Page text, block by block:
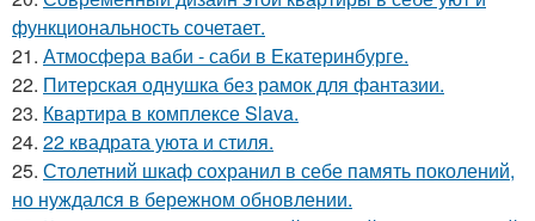
функциональность сочетает.
21. Атмосфера ваби - саби в Екатеринбурге.
22. Питерская однушка без рамок для фантазии.
23. Квартира в комплексе Slava.
24. 22 квадрата уюта и стиля.
25. Столетний шкаф сохранил в себе память поколений,
но нуждался в бережном обновлении.